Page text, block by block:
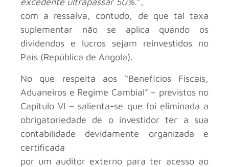
com a ressalva, contudo, de que tal taxa
suplementar não se aplica quando os
dividendos e lucros sejam reinvestidos no
País (República de Angola).
No que respeita aos “Benefícios Fiscais,
Aduaneiros e Regime Cambial” – previstos no
Capitulo VI – salienta-se que foi eliminada a
obrigatoriedade de o investidor ter a sua
contabilidade devidamente organizada e
certificada
por um auditor externo para ter acesso ao